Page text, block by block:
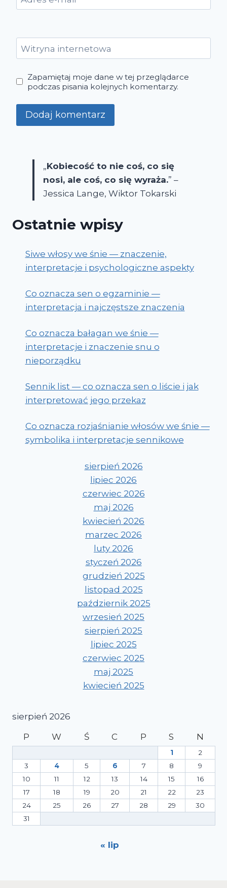
Witryna internetowa
Zapamiętaj moje dane w tej przeglądarce
podczas pisania kolejnych komentarzy.
„Kobiecość to nie coś, co się
nosi, ale coś, co się wyraża.” –
Jessica Lange, Wiktor Tokarski
Ostatnie wpisy
Siwe włosy we śnie — znaczenie,
interpretacje i psychologiczne aspekty
Co oznacza sen o egzaminie —
interpretacja i najczęstsze znaczenia
Co oznacza bałagan we śnie —
interpretacje i znaczenie snu o
nieporządku
Sennik list — co oznacza sen o liście i jak
interpretować jego przekaz
Co oznacza rozjaśnianie włosów we śnie —
symbolika i interpretacje sennikowe
sierpień 2026
lipiec 2026
czerwiec 2026
maj 2026
kwiecień 2026
marzec 2026
luty 2026
styczeń 2026
grudzień 2025
listopad 2025
październik 2025
wrzesień 2025
sierpień 2025
lipiec 2025
czerwiec 2025
maj 2025
kwiecień 2025
sierpień 2026
P
W Ś C P S N
1
2
3
4 5 6 7 8
9
10
11 12 13 14 15
16
17
18 19 20 21 22
23
24
25 26 27 28 29
30
31
« lip